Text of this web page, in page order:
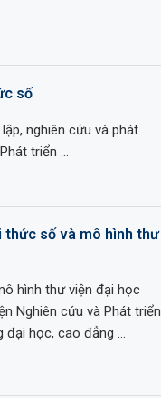
số
nghiên cứu và phát
triển …
thức số và mô hình thư
hình thư viện đại học
Nghiên cứu và Phát triển
đại học, cao đẳng …